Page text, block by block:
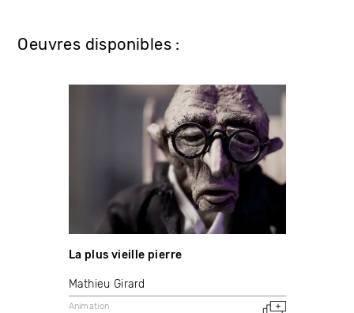
Oeuvres disponibles :
La plus vieille pierre
Mathieu Girard
Animation